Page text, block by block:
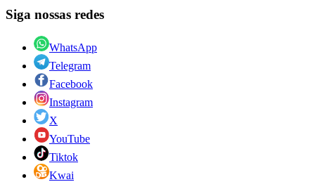
Siga nossas redes
WhatsApp
Telegram
Facebook
Instagram
X
YouTube
Tiktok
Kwai